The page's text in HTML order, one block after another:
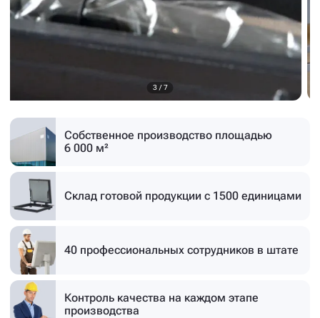
3 / 7
Собственное производство площадью
6 000 м²
Склад готовой продукции с 1500 единицами
40 профессиональных сотрудников в штате
Контроль качества на каждом этапе
производства